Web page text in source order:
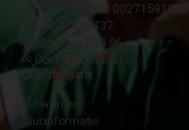
BTW Nummer NL 002715910B01
KvK Nr 40094437
☎︎ 0341 - 41 28 96
✉︎ Contactformulier
Clubinformatie
Lid worden
Clubinformatie